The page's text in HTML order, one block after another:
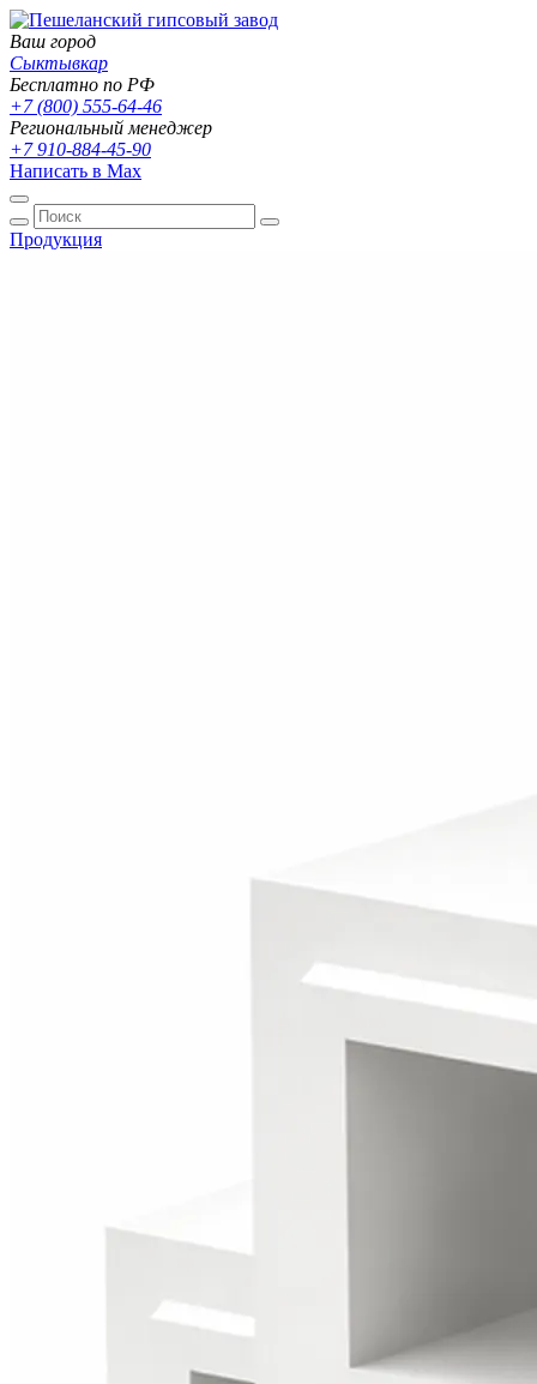
Ваш город
Сыктывкар
Бесплатно по РФ
+7 (800) 555-64-46
Региональный менеджер
+7 910-884-45-90
Написать в Max
Продукция